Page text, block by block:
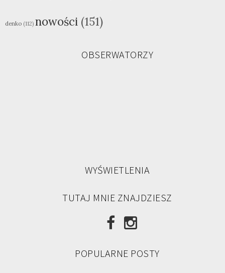
denko (112) nowości (151)
OBSERWATORZY
WYŚWIETLENIA
TUTAJ MNIE ZNAJDZIESZ
POPULARNE POSTY